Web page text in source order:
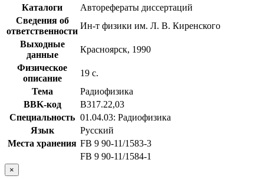
Каталоги
Авторефераты диссертаций
Сведения об
ответственности
Ин-т физики им. Л. В. Киренского
Выходные
данные
Красноярск, 1990
Физическое
описание
19 с.
Тема
Радиофизика
BBK-код
В317.22,03
Специальность 01.04.03: Радиофизика
Язык
Русский
Места хранения FB 9 90-11/1583-3
FB 9 90-11/1584-1
×